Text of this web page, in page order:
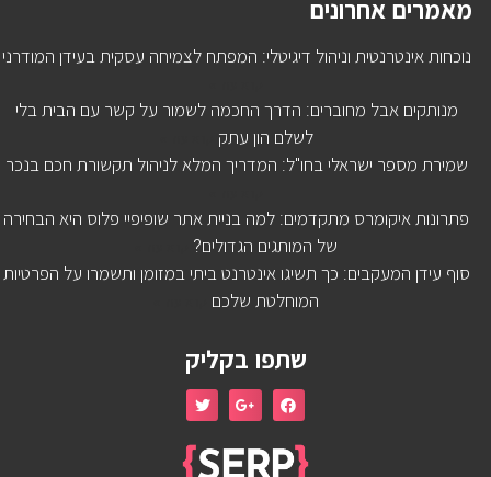
מאמרים אחרונים
נוכחות אינטרנטית וניהול דיגיטלי: המפתח לצמיחה עסקית בעידן המודרני
מנותקים אבל מחוברים: הדרך החכמה לשמור על קשר עם הבית בלי
לשלם הון עתק
שמירת מספר ישראלי בחו"ל: המדריך המלא לניהול תקשורת חכם בנכר
פתרונות איקומרס מתקדמים: למה בניית אתר שופיפיי פלוס היא הבחירה
של המותגים הגדולים?
סוף עידן המעקבים: כך תשיגו אינטרנט ביתי במזומן ותשמרו על הפרטיות
המוחלטת שלכם
שתפו בקליק